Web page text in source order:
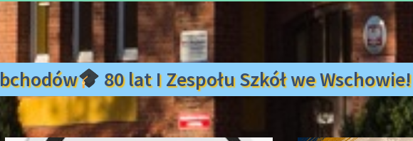
80 lat I Zespołu Szkół we Wschowie!